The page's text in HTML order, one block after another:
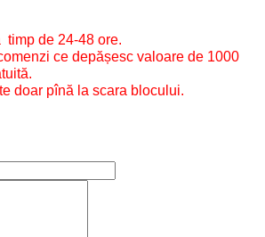
de 24-48 ore.
ce depășesc valoare de 1000
doar pînă la scara blocului.